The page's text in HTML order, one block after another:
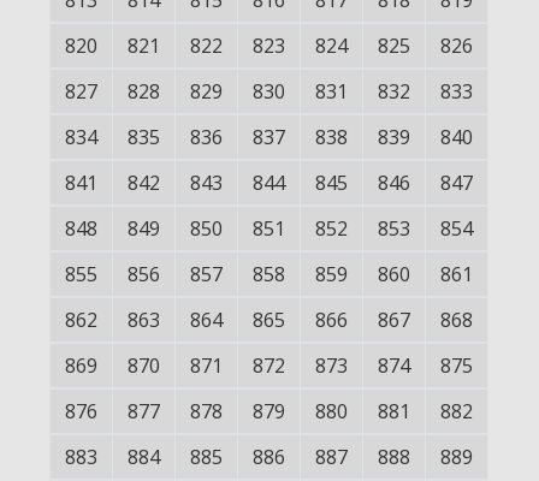
820
821 822 823 824 825
826
827
828 829 830 831 832
833
834
835 836 837 838 839
840
841
842 843 844 845 846
847
848
849 850 851 852 853
854
855
856 857 858 859 860
861
862
863 864 865 866 867
868
869
870 871 872 873 874
875
876
877 878 879 880 881
882
883
884 885 886 887 888
889